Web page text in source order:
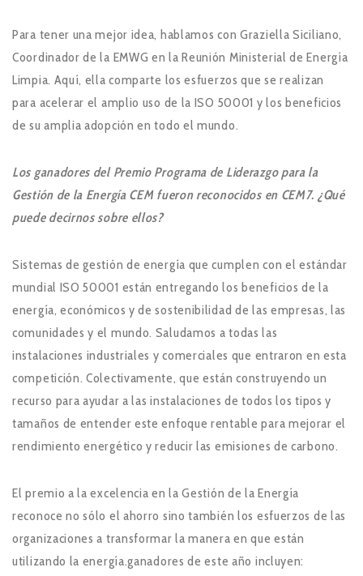
Para tener una mejor idea, hablamos con Graziella Siciliano,
Coordinador de la EMWG en la Reunión Ministerial de Energía
Limpia. Aquí, ella comparte los esfuerzos que se realizan
para acelerar el amplio uso de la ISO 50001 y los beneficios
de su amplia adopción en todo el mundo.
Los ganadores del Premio Programa de Liderazgo para la
Gestión de la Energía CEM fueron reconocidos en CEM7. ¿Qué
puede decirnos sobre ellos?
Sistemas de gestión de energía que cumplen con el estándar
mundial ISO 50001 están entregando los beneficios de la
energía, económicos y de sostenibilidad de las empresas, las
comunidades y el mundo. Saludamos a todas las
instalaciones industriales y comerciales que entraron en esta
competición. Colectivamente, que están construyendo un
recurso para ayudar a las instalaciones de todos los tipos y
tamaños de entender este enfoque rentable para mejorar el
rendimiento energético y reducir las emisiones de carbono.
El premio a la excelencia en la Gestión de la Energía
reconoce no sólo el ahorro sino también los esfuerzos de las
organizaciones a transformar la manera en que están
utilizando la energía.ganadores de este año incluyen: